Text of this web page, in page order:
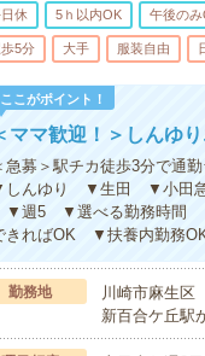
休 5ｈ以内OK 午後のみ
5分 大手 服装自由
ここがポイント！
ママ歓迎！＞しんゆ
急募＞駅チカ徒歩3分で
しんゆり ▼生田 ▼小田
▼週5 ▼選べる勤務時間
きればOK ▼扶養内勤務
勤務地
川崎市麻生区
新百合ケ丘駅